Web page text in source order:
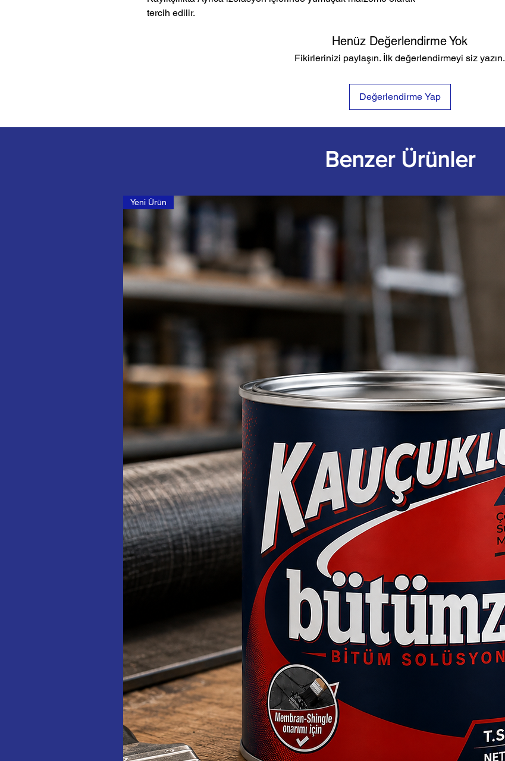
tercih edilir.
Henüz Değerlendirme Yok
Fikirlerinizi paylaşın. İlk değerlendirmeyi siz yazın.
Değerlendirme Yap
Benzer Ürünler
Yeni Ürün